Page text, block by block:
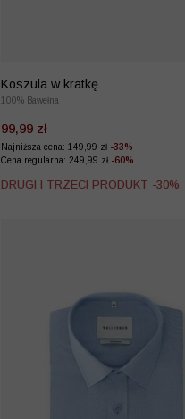
Koszula w kratkę
100% Bawełna
99,99 zł
Najniższa cena: 149,99 zł -33%
Cena regularna: 249,99 zł -60%
DRUGI I TRZECI PRODUKT -30%